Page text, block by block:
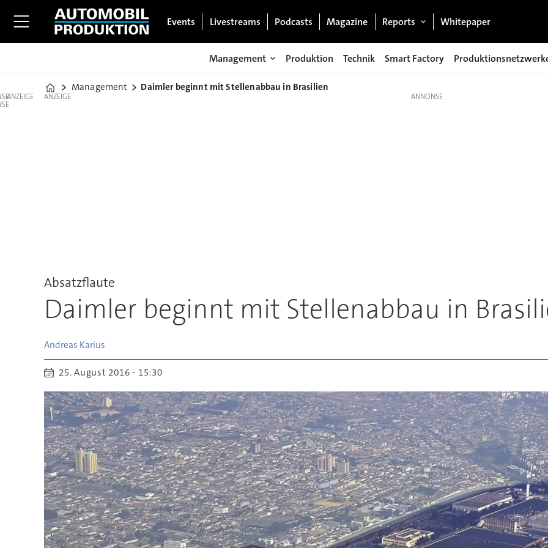
Events Livestreams Podcasts Magazine Reports Whitepaper
Management Produktion Technik Smart Factory
Home
Management Daimler beginnt mit Stellenabbau in Brasilien
ANZEIGE ANZEIGE
Absatzflaute
Daimler beginnt mit Stellenabbau in
Andreas Karius
25. August 2016 - 15:30